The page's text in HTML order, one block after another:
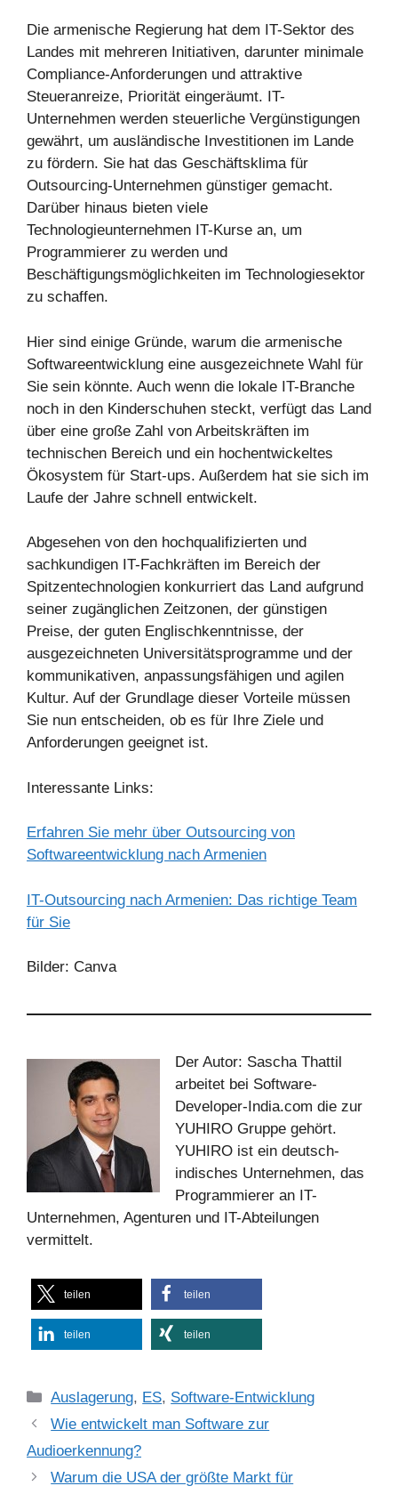
Die armenische Regierung hat dem IT-Sektor des
Landes mit mehreren Initiativen, darunter minimale
Compliance-Anforderungen und attraktive
Steueranreize, Priorität eingeräumt. IT-
Unternehmen werden steuerliche Vergünstigungen
gewährt, um ausländische Investitionen im Lande
zu fördern. Sie hat das Geschäftsklima für
Outsourcing-Unternehmen günstiger gemacht.
Darüber hinaus bieten viele
Technologieunternehmen IT-Kurse an, um
Programmierer zu werden und
Beschäftigungsmöglichkeiten im Technologiesektor
zu schaffen.
Hier sind einige Gründe, warum die armenische
Softwareentwicklung eine ausgezeichnete Wahl für
Sie sein könnte. Auch wenn die lokale IT-Branche
noch in den Kinderschuhen steckt, verfügt das Land
über eine große Zahl von Arbeitskräften im
technischen Bereich und ein hochentwickeltes
Ökosystem für Start-ups. Außerdem hat sie sich im
Laufe der Jahre schnell entwickelt.
Abgesehen von den hochqualifizierten und
sachkundigen IT-Fachkräften im Bereich der
Spitzentechnologien konkurriert das Land aufgrund
seiner zugänglichen Zeitzonen, der günstigen
Preise, der guten Englischkenntnisse, der
ausgezeichneten Universitätsprogramme und der
kommunikativen, anpassungsfähigen und agilen
Kultur. Auf der Grundlage dieser Vorteile müssen
Sie nun entscheiden, ob es für Ihre Ziele und
Anforderungen geeignet ist.
Interessante Links:
Erfahren Sie mehr über Outsourcing von
Softwareentwicklung nach Armenien
IT-Outsourcing nach Armenien: Das richtige Team
für Sie
Bilder: Canva
Der Autor: Sascha Thattil
arbeitet bei Software-
Developer-India.com die zur
YUHIRO Gruppe gehört.
YUHIRO ist ein deutsch-
indisches Unternehmen, das
Programmierer an IT-
Unternehmen, Agenturen und IT-Abteilungen
vermittelt.
teilen teilen
teilen teilen
Kategorien
Auslagerung, ES, Software-Entwicklung
Wie entwickelt man Software zur
Audioerkennung?
Warum die USA der größte Markt für